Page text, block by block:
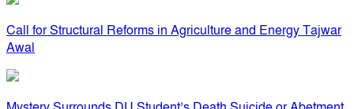
Call for Structural Reforms in Agriculture and Energy Tajwar
Awal